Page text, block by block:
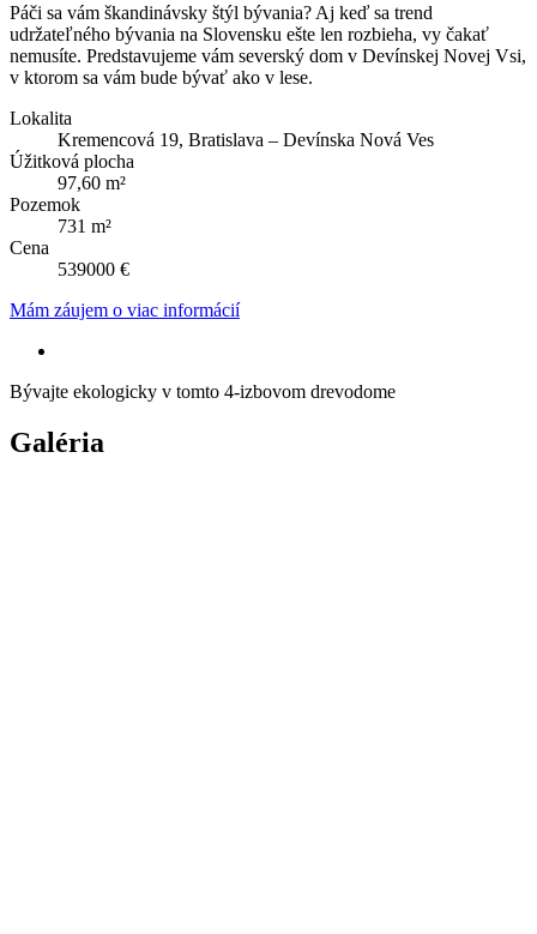
Páči sa vám škandinávsky štýl bývania? Aj keď sa trend
udržateľného bývania na Slovensku ešte len rozbieha, vy čakať
nemusíte. Predstavujeme vám severský dom v Devínskej Novej Vsi,
v ktorom sa vám bude bývať ako v lese.
Lokalita
Kremencová 19, Bratislava – Devínska Nová Ves
Úžitková plocha
97,60 m²
Pozemok
731 m²
Cena
539000 €
Mám záujem o viac informácií
Bývajte ekologicky v tomto 4-izbovom drevodome
Galéria